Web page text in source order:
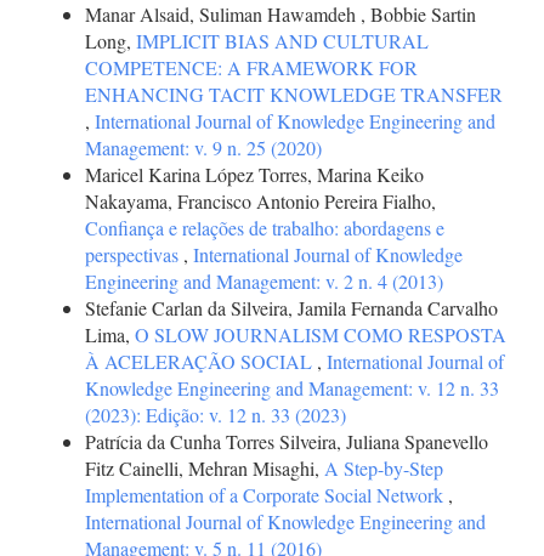
Manar Alsaid, Suliman Hawamdeh , Bobbie Sartin
Long, IMPLICIT BIAS AND CULTURAL
COMPETENCE: A FRAMEWORK FOR
ENHANCING TACIT KNOWLEDGE TRANSFER
, International Journal of Knowledge Engineering and
Management: v. 9 n. 25 (2020)
Maricel Karina López Torres, Marina Keiko
Nakayama, Francisco Antonio Pereira Fialho,
Confiança e relações de trabalho: abordagens e
perspectivas , International Journal of Knowledge
Engineering and Management: v. 2 n. 4 (2013)
Stefanie Carlan da Silveira, Jamila Fernanda Carvalho
Lima, O SLOW JOURNALISM COMO RESPOSTA
À ACELERAÇÃO SOCIAL , International Journal of
Knowledge Engineering and Management: v. 12 n. 33
(2023): Edição: v. 12 n. 33 (2023)
Patrícia da Cunha Torres Silveira, Juliana Spanevello
Fitz Cainelli, Mehran Misaghi, A Step-by-Step
Implementation of a Corporate Social Network ,
International Journal of Knowledge Engineering and
Management: v. 5 n. 11 (2016)